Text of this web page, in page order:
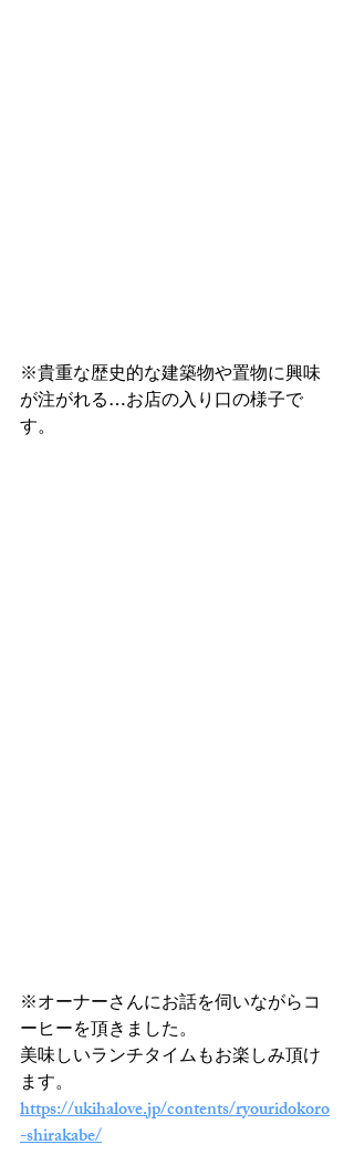
※貴重な歴史的な建築物や置物に興味
が注がれる…お店の入り口の様子で
す。
※オーナーさんにお話を伺いながらコ
ーヒーを頂きました。
美味しいランチタイムもお楽しみ頂け
ます。
https://ukihalove.jp/contents/ryouridokoro
-shirakabe/